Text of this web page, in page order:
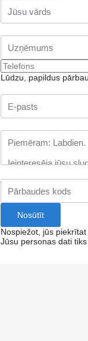
Lūdzu, papildus
Nospiežot, jūs piekrītat
Jūsu personas dati